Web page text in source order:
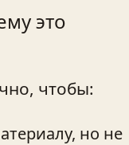
это
чтобы:
но не